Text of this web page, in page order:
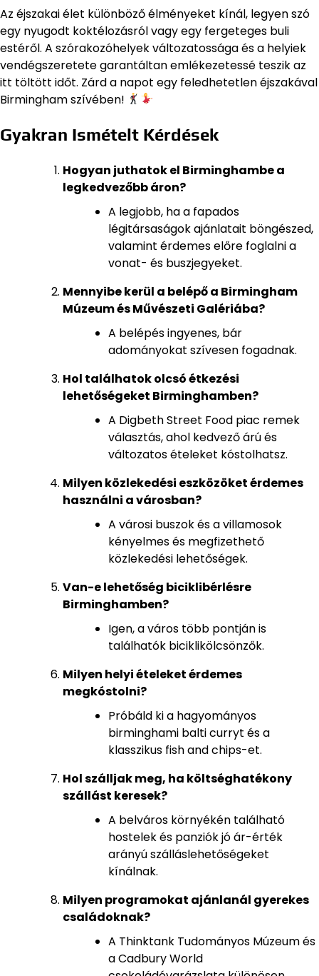
Az éjszakai élet különböző élményeket kínál, legyen szó
egy nyugodt koktélozásról vagy egy fergeteges buli
estéről. A szórakozóhelyek változatossága és a helyiek
vendégszeretete garantáltan emlékezetessé teszik az
itt töltött időt. Zárd a napot egy feledhetetlen éjszakával
Birmingham szívében!
Gyakran Ismételt Kérdések
Hogyan juthatok el Birminghambe a
legkedvezőbb áron?
A legjobb, ha a fapados
légitársaságok ajánlatait böngészed,
valamint érdemes előre foglalni a
vonat- és buszjegyeket.
Mennyibe kerül a belépő a Birmingham
Múzeum és Művészeti Galériába?
A belépés ingyenes, bár
adományokat szívesen fogadnak.
Hol találhatok olcsó étkezési
lehetőségeket Birminghamben?
A Digbeth Street Food piac remek
választás, ahol kedvező árú és
változatos ételeket kóstolhatsz.
Milyen közlekedési eszközöket érdemes
használni a városban?
A városi buszok és a villamosok
kényelmes és megfizethető
közlekedési lehetőségek.
Van-e lehetőség biciklibérlésre
Birminghamben?
Igen, a város több pontján is
találhatók biciklikölcsönzők.
Milyen helyi ételeket érdemes
megkóstolni?
Próbáld ki a hagyományos
birminghami balti curryt és a
klasszikus fish and chips-et.
Hol szálljak meg, ha költséghatékony
szállást keresek?
A belváros környékén található
hostelek és panziók jó ár-érték
arányú szálláslehetőségeket
kínálnak.
Milyen programokat ajánlanál gyerekes
családoknak?
A Thinktank Tudományos Múzeum és
a Cadbury World